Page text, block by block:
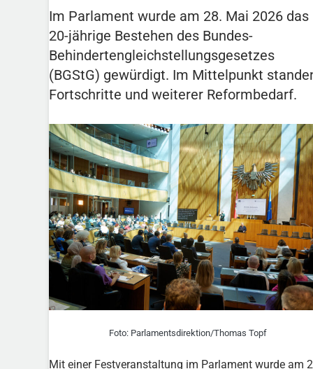
Im Parlament wurde am 28. Mai 2026 das
20-jährige Bestehen des Bundes-
Behindertengleichstellungsgesetzes
(BGStG) gewürdigt. Im Mittelpunkt
Fortschritte und weiterer Reformbedarf.
Foto: Parlamentsdirektion/​Thomas Topf
Mit einer Festveranstaltung im Parlament wurde am